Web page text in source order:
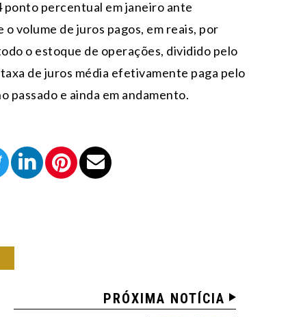
ponto percentual em janeiro ante
volume de juros pagos, em reais, por
o estoque de operações, dividido pelo
de juros média efetivamente paga pelo
e ainda em andamento.
PRÓXIMA NOTÍCIA